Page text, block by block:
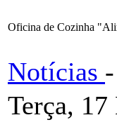
Oficina de Cozinha
Notícias -
Terça,